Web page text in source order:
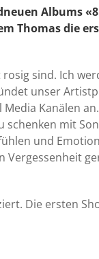
Albums
Thomas die
sind. Ich
unser
Kanälen
mit
und
Vergessenheit
Die ersten